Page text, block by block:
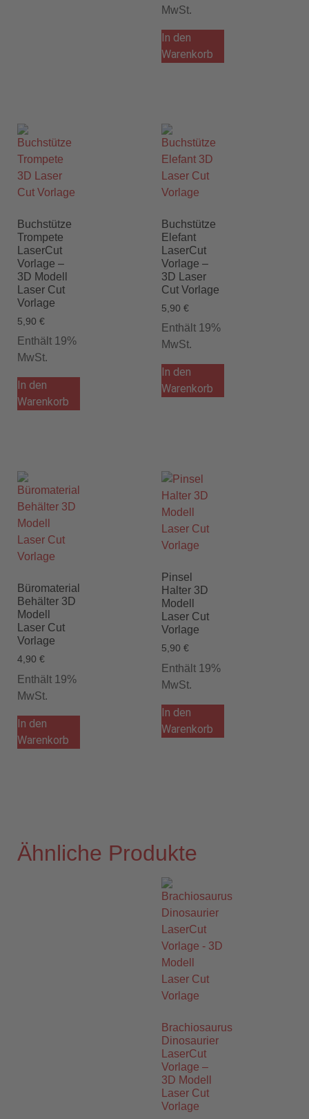
MwSt.
In den
Warenkorb
Buchstütze
Trompete
LaserCut
Vorlage –
3D Modell
Laser Cut
Vorlage
5,90 €
Enthält 19%
MwSt.
In den
Warenkorb
Buchstütze
Elefant
LaserCut
Vorlage –
3D Laser
Cut Vorlage
5,90 €
Enthält 19%
MwSt.
In den
Warenkorb
Büromaterial
Behälter 3D
Modell
Laser Cut
Vorlage
4,90 €
Enthält 19%
MwSt.
In den
Warenkorb
Pinsel
Halter 3D
Modell
Laser Cut
Vorlage
5,90 €
Enthält 19%
MwSt.
In den
Warenkorb
Ähnliche Produkte
Brachiosaurus
Dinosaurier
LaserCut
Vorlage –
3D Modell
Laser Cut
Vorlage